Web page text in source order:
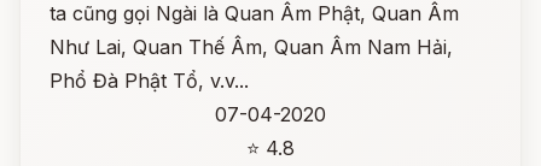
ta cũng gọi Ngài là Quan Âm Phật, Quan Âm
Như Lai, Quan Thế Âm, Quan Âm Nam Hải,
Phổ Đà Phật Tổ, v.v...
07-04-2020
⭐ 4.8